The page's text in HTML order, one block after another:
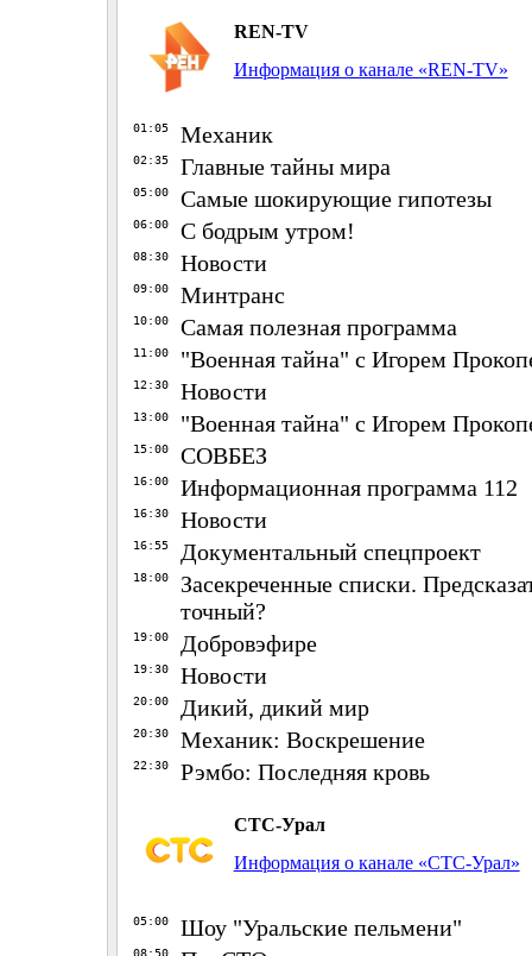
REN-TV
Информация о канале «REN-TV»
01:05 Механик
02:35 Главные тайны мира
05:00 Самые шокирующие гипотезы
06:00 С бодрым утром!
08:30 Новости
09:00 Минтранс
10:00 Самая полезная программа
11:00 "Военная тайна" с Игорем
12:30 Новости
13:00 "Военная тайна" с Игорем
15:00 СОВБЕЗ
16:00 Информационная программа 112
16:30 Новости
16:55 Документальный спецпроект
18:00
Засекреченные списки.
точный?
19:00 Добровэфире
19:30 Новости
20:00 Дикий, дикий мир
20:30 Механик: Воскрешение
22:30 Рэмбо: Последняя кровь
СТС-Урал
Информация о канале «СТС-Урал»
05:00 Шоу "Уральские пельмени"